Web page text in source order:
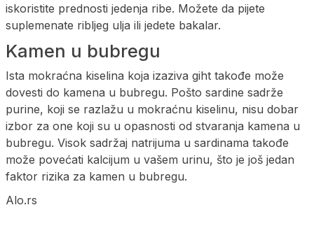
iskoristite prednosti jedenja ribe. Možete da pijete
suplemenate ribljeg ulja ili jedete bakalar.
Kamen u bubregu
Ista mokraćna kiselina koja izaziva giht takođe može
dovesti do kamena u bubregu. Pošto sardine sadrže
purine, koji se razlažu u mokraćnu kiselinu, nisu dobar
izbor za one koji su u opasnosti od stvaranja kamena u
bubregu. Visok sadržaj natrijuma u ​​sardinama takođe
može povećati kalcijum u vašem urinu, što je još jedan
faktor rizika za kamen u bubregu.
Alo.rs